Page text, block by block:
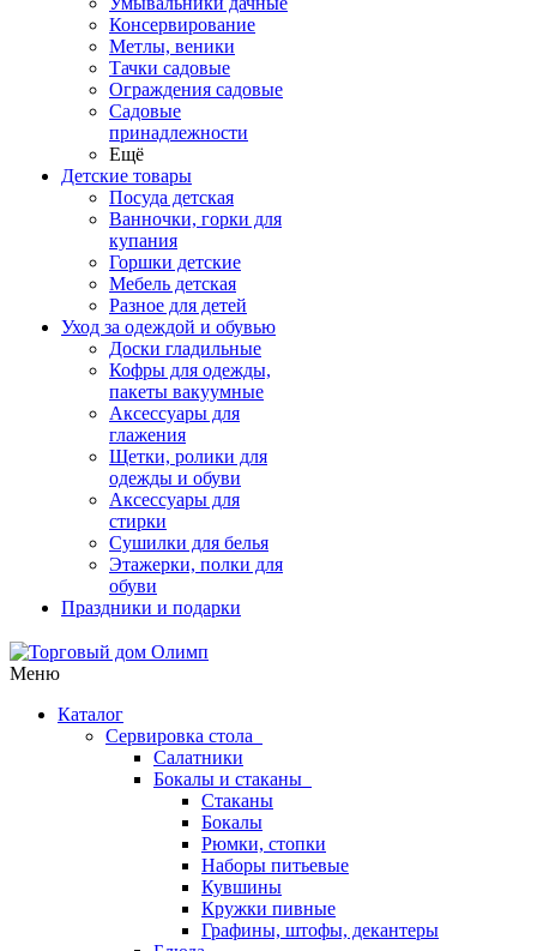
Консервирование
Метлы, веники
Тачки садовые
Ограждения садовые
Садовые
принадлежности
Ещё
Детские товары
Посуда детская
Ванночки, горки для
купания
Горшки детские
Мебель детская
Разное для детей
Уход за одеждой и обувью
Доски гладильные
Кофры для одежды,
пакеты вакуумные
Аксессуары для
глажения
Щетки, ролики для
одежды и обуви
Аксессуары для
стирки
Сушилки для белья
Этажерки, полки для
обуви
Праздники и подарки
Меню
Каталог
Сервировка стола
Салатники
Бокалы и стаканы
Стаканы
Бокалы
Рюмки, стопки
Наборы питьевые
Кувшины
Кружки пивные
Графины, штофы, декантеры